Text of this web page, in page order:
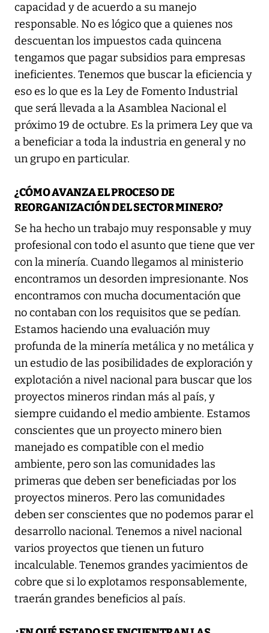
capacidad y de acuerdo a su manejo
responsable. No es lógico que a quienes nos
descuentan los impuestos cada quincena
tengamos que pagar subsidios para empresas
ineficientes. Tenemos que buscar la eficiencia y
eso es lo que es la Ley de Fomento Industrial
que será llevada a la Asamblea Nacional el
próximo 19 de octubre. Es la primera Ley que va
a beneficiar a toda la industria en general y no
un grupo en particular.
¿CÓMO AVANZA EL PROCESO DE
REORGANIZACIÓN DEL SECTOR MINERO?
Se ha hecho un trabajo muy responsable y muy
profesional con todo el asunto que tiene que ver
con la minería. Cuando llegamos al ministerio
encontramos un desorden impresionante. Nos
encontramos con mucha documentación que
no contaban con los requisitos que se pedían.
Estamos haciendo una evaluación muy
profunda de la minería metálica y no metálica y
un estudio de las posibilidades de exploración y
explotación a nivel nacional para buscar que los
proyectos mineros rindan más al país, y
siempre cuidando el medio ambiente. Estamos
conscientes que un proyecto minero bien
manejado es compatible con el medio
ambiente, pero son las comunidades las
primeras que deben ser beneficiadas por los
proyectos mineros. Pero las comunidades
deben ser conscientes que no podemos parar el
desarrollo nacional. Tenemos a nivel nacional
varios proyectos que tienen un futuro
incalculable. Tenemos grandes yacimientos de
cobre que si lo explotamos responsablemente,
traerán grandes beneficios al país.